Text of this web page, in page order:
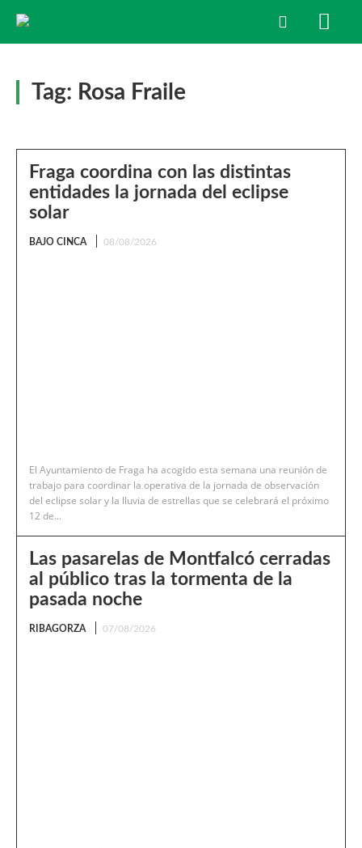
Tag: Rosa Fraile
Fraga coordina con las distintas
entidades la jornada del eclipse
solar
BAJO CINCA 08/08/2026
El Ayuntamiento de Fraga ha acogido esta semana una reunión de
trabajo para coordinar la operativa de la jornada de observación
del eclipse solar y la lluvia de estrellas que se celebrará el próximo
12 de...
Las pasarelas de Montfalcó cerradas
al público tras la tormenta de la
pasada noche
RIBAGORZA 07/08/2026